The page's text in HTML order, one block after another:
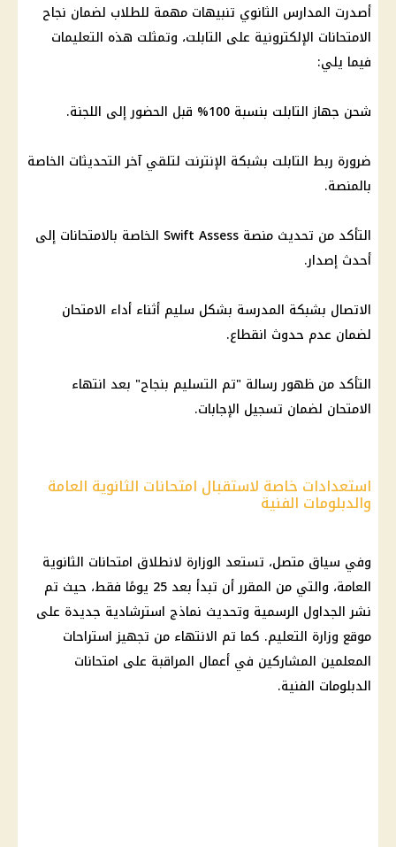
أصدرت المدارس الثانوي تنبيهات مهمة للطلاب لضمان نجاح
الامتحانات الإلكترونية على التابلت، وتمثلت هذه التعليمات
فيما يلي:
شحن جهاز التابلت بنسبة 100% قبل الحضور إلى اللجنة.
ضرورة ربط التابلت بشبكة الإنترنت لتلقي آخر التحديثات الخاصة
بالمنصة.
التأكد من تحديث منصة Swift Assess الخاصة بالامتحانات إلى
أحدث إصدار.
الاتصال بشبكة المدرسة بشكل سليم أثناء أداء الامتحان
لضمان عدم حدوث انقطاع.
التأكد من ظهور رسالة "تم التسليم بنجاح" بعد انتهاء
الامتحان لضمان تسجيل الإجابات.
استعدادات خاصة لاستقبال امتحانات الثانوية العامة
والدبلومات الفنية
وفي سياق متصل، تستعد الوزارة لانطلاق امتحانات الثانوية
العامة
، والتي من المقرر أن تبدأ بعد 25 يومًا فقط، حيث تم
نشر الجداول الرسمية وتحديث نماذج استرشادية جديدة على
موقع وزارة التعليم. كما تم الانتهاء من تجهيز استراحات
المعلمين المشاركين في أعمال المراقبة على امتحانات
الدبلومات الفنية.